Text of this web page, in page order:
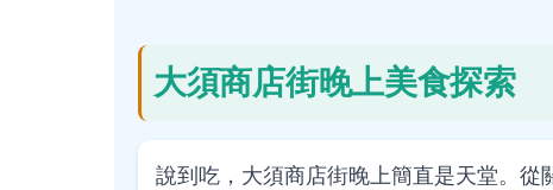
大須商店街晚上美食探索
說到吃，大須商店街晚上簡直是天堂。